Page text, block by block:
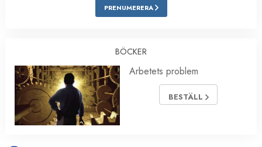
PRENUMERERA
BÖCKER
Arbetets problem
BESTÄLL